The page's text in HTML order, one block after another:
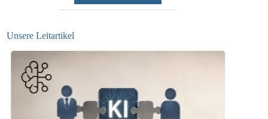
Unsere Leitartikel